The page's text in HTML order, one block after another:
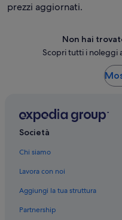
prezzi aggiornati.
Non hai
Scopri tutti i noleggi
Società
Chi siamo
Lavora con noi
Aggiungi la tua struttura
Partnership